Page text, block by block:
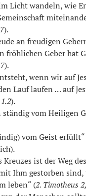
Licht wandeln, wie
).
an freudigen
fröhlichen Geber hat
).
wenn wir auf
Lauf laufen … auf
).
ständig vom Heiligen
vom Geist erfüllt“
Kreuzes ist der Weg
Ihm gestorben
leben“ (2. Timotheus